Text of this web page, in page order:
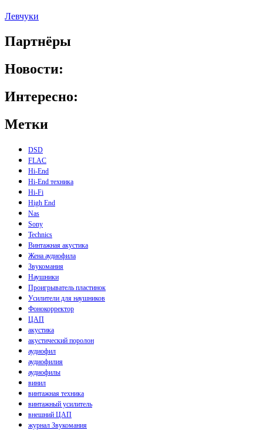
Левчуки
Партнёры
Новости:
Интересно:
Метки
DSD
FLAC
Hi-End
Hi-End техника
Hi-Fi
High End
Nas
Sony
Technics
Винтажная акустика
Жена аудиофила
Звукомания
Наушники
Проигрыватель пластинок
Усилители для наушников
Фонокорректор
ЦАП
акустика
акустический поролон
аудиофил
аудиофилия
аудиофилы
винил
винтажная техника
винтажный усилитель
внешний ЦАП
журнал Звукомания